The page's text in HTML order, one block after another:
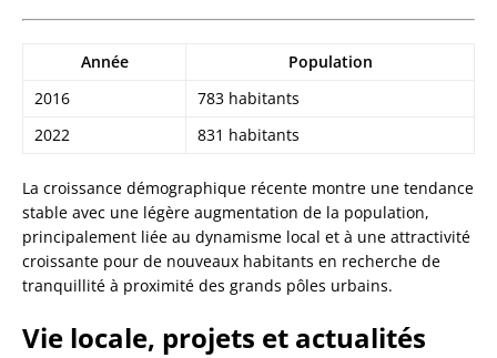
Année
Population
2016
783 habitants
2022
831 habitants
La croissance démographique récente montre une tendance
stable avec une légère augmentation de la population,
principalement liée au dynamisme local et à une attractivité
croissante pour de nouveaux habitants en recherche de
tranquillité à proximité des grands pôles urbains.
Vie locale, projets et actualités